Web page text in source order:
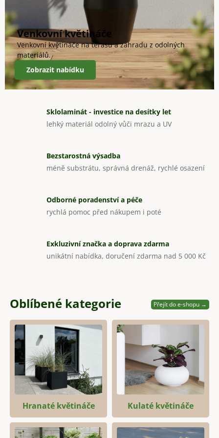
e
m
o
b
c
Venkovní květináče
Venkovní květináče na terasu a zahradu z odolných
materiálů.
Zobrazit nabídku
Sklolaminát - investice na desítky let
lehký materiál odolný vůči mrazu a UV
Bezstarostná výsadba
méně substrátu, správná drenáž, rychlé osazení
Odborné poradenství a péče
rychlá pomoc před nákupem i poté
Exkluzivní značka a doprava zdarma
unikátní nabídka, doručení zdarma nad 5 000 Kč
Oblíbené kategorie Přejít do e-shopu →
Hranaté květináče Kulaté květináče